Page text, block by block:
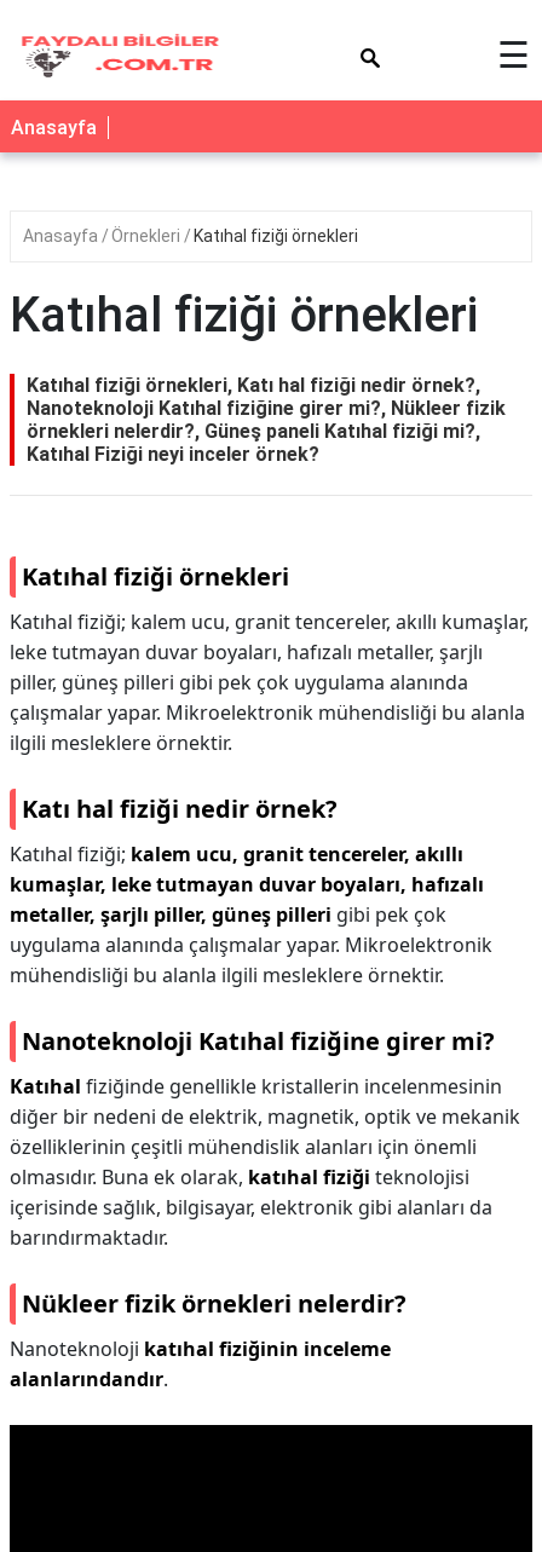
☰
Anasayfa
Anasayfa Örnekleri Katıhal fiziği örnekleri
Katıhal fiziği örnekleri
Katıhal fiziği örnekleri, Katı hal fiziği nedir örnek?,
Nanoteknoloji Katıhal fiziğine girer mi?, Nükleer fizik
örnekleri nelerdir?, Güneş paneli Katıhal fiziği mi?,
Katıhal Fiziği neyi inceler örnek?
Katıhal fiziği örnekleri
Katıhal fiziği; kalem ucu, granit tencereler, akıllı kumaşlar,
leke tutmayan duvar boyaları, hafızalı metaller, şarjlı
piller, güneş pilleri gibi pek çok uygulama alanında
çalışmalar yapar. Mikroelektronik mühendisliği bu alanla
ilgili mesleklere örnektir.
Katı hal fiziği nedir örnek?
Katıhal fiziği; kalem ucu, granit tencereler, akıllı
kumaşlar, leke tutmayan duvar boyaları, hafızalı
metaller, şarjlı piller, güneş pilleri gibi pek çok
uygulama alanında çalışmalar yapar. Mikroelektronik
mühendisliği bu alanla ilgili mesleklere örnektir.
Nanoteknoloji Katıhal fiziğine girer mi?
Katıhal fiziğinde genellikle kristallerin incelenmesinin
diğer bir nedeni de elektrik, magnetik, optik ve mekanik
özelliklerinin çeşitli mühendislik alanları için önemli
olmasıdır. Buna ek olarak, katıhal fiziği teknolojisi
içerisinde sağlık, bilgisayar, elektronik gibi alanları da
barındırmaktadır.
Nükleer fizik örnekleri nelerdir?
Nanoteknoloji katıhal fiziğinin inceleme
alanlarındandır.